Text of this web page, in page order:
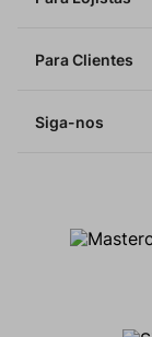
Para Clientes
Siga-nos